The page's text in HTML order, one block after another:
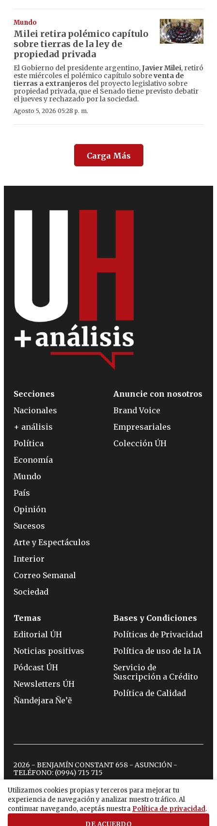
Mundo
Milei retira polémico capítulo
sobre tierras de la ley de
propiedad privada
El Gobierno del presidente argentino,Javier Milei, retiró
este miércoles el polémico capítulo sobreventa de
tierras a extranjeros del proyecto legislativo sobre
propiedad privada, que el Senado tiene previsto debatir
el jueves y rechazado por la sociedad.
Agosto 5, 2026 05:28 p. m.
Carga Más
Utilizamos cookies propias y terceros para mejorar tu
experiencia de navegación y analizar nuestro tráfico. Al
continuar navegando, aceptás nuestra Política de privacidad.
DE ACUERDO
Secciones
Nacionales
+ análisis
Política
Economía
Mundo
País
Opinión
Sucesos
Arte y Espectáculos
Interior
Correo Semanal
Sociedad
Anuncie con nosotros
Brand Voice
Empresariales
Colección ÚH
Temas
Editorial ÚH
Noticias positivas
Pódcast ÚH
Newsletters ÚH
Ñandejara Ñe’ẽ
Bases y Condiciones
Políticas de Privacidad
Política de uso de la IA
Servicio de
Suscripción a Crédito
Política de Calidad
2026 - BENJAMÍN CONSTANT 658 - ASUNCIÓN -
TELÉFONO: (0994) 715 715
twitterinstagram
facebook
tiktokyoutubespotify